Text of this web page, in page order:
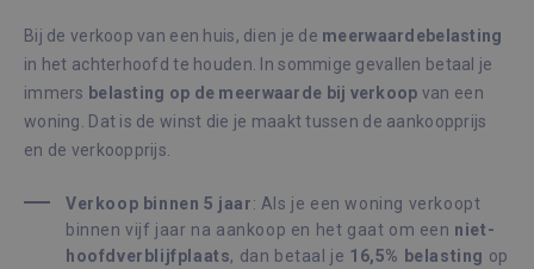
Bij de verkoop van een huis, dien je de meerwaardebelasting
in het achterhoofd te houden. In sommige gevallen betaal je
immers belasting op de meerwaarde bij verkoop van een
woning. Dat is de winst die je maakt tussen de aankoopprijs
en de verkoopprijs.
Verkoop binnen 5 jaar: Als je een woning verkoopt
binnen vijf jaar na aankoop en het gaat om een niet-
hoofdverblijfplaats, dan betaal je 16,5% belasting op